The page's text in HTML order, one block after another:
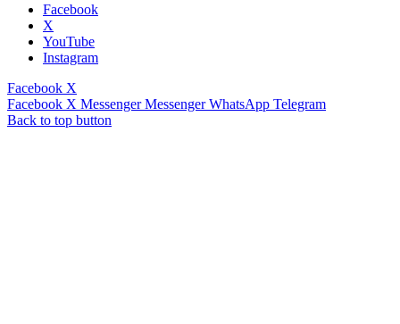
Facebook
X
YouTube
Instagram
Facebook X
Facebook X Messenger Messenger WhatsApp Telegram
Back to top button